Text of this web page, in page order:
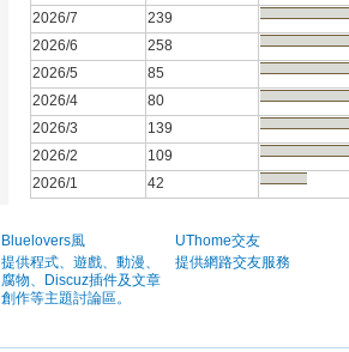
2026/7
239
2026/6
258
2026/5
85
2026/4
80
2026/3
139
2026/2
109
2026/1
42
Bluelovers風
提供程式、遊戲、動漫、
腐物、Discuz插件及文章
創作等主題討論區。
UThome交友
提供網路交友服務